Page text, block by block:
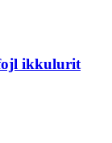
ikkulurit